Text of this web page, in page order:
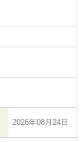
2026年08月24日